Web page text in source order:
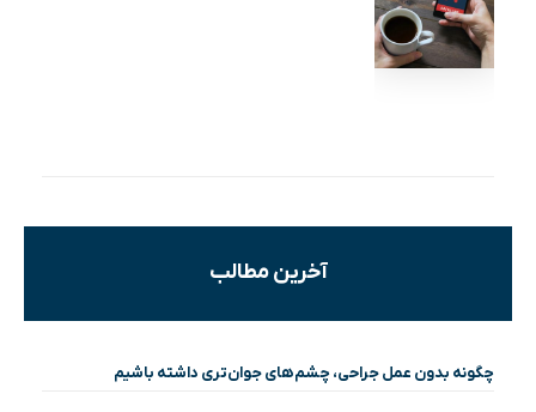
آخرین مطالب
چگونه بدون عمل جراحی، چشم‌های جوان‌تری داشته باشیم